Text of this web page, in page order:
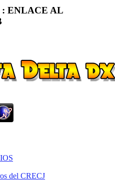
: ENLACE AL
del CRECJ